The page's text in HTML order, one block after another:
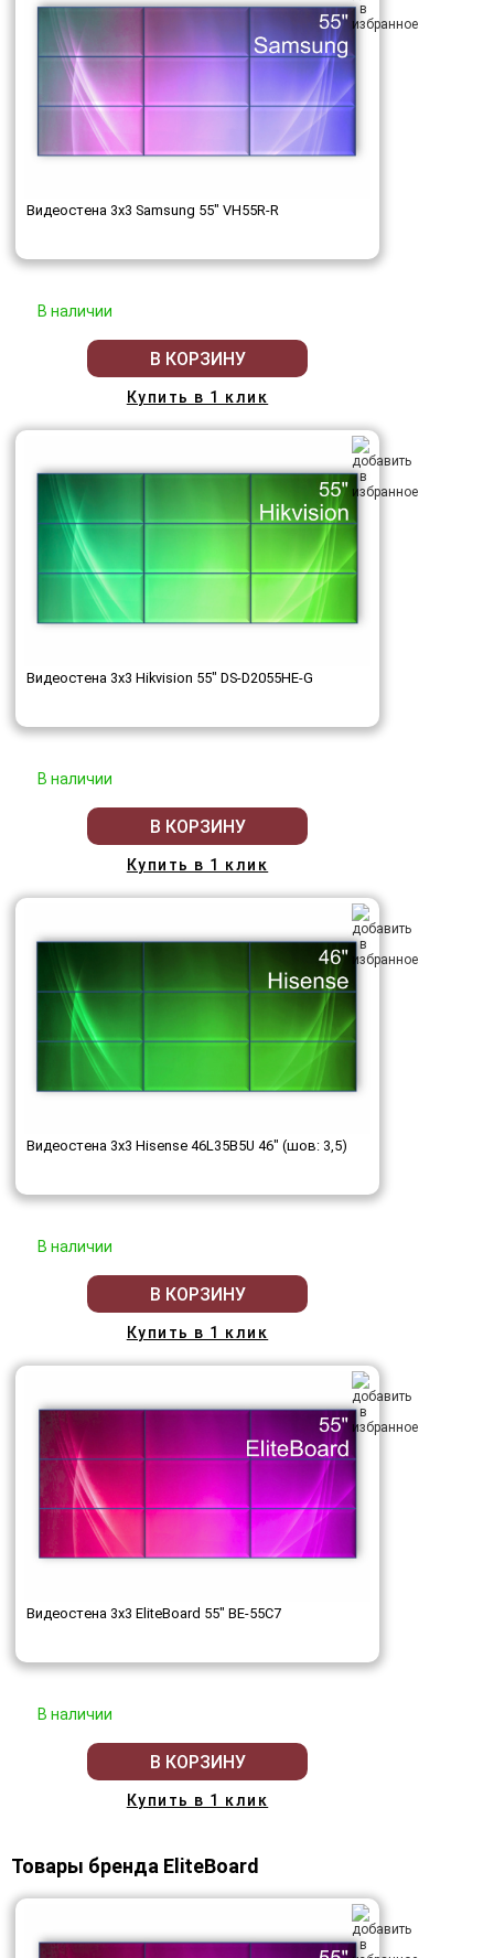
Видеостена 3x3 Samsung 55" VH55R-R
В наличии
В КОРЗИНУ
Купить в 1 клик
Видеостена 3x3 Hikvision 55" DS-D2055HE-G
В наличии
В КОРЗИНУ
Купить в 1 клик
Видеостена 3x3 Hisense 46L35B5U 46" (шов: 3,5)
В наличии
В КОРЗИНУ
Купить в 1 клик
Видеостена 3x3 EliteBoard 55" BE-55C7
В наличии
В КОРЗИНУ
Купить в 1 клик
Товары бренда EliteBoard